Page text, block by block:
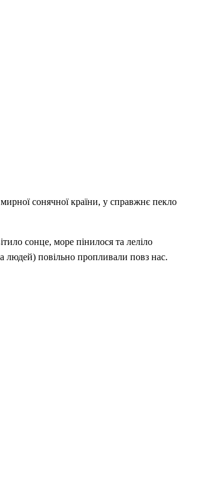
сонячної країни, у справжнє пекло
сонце, море пінилося та леліло
людей) повільно пропливали повз нас.